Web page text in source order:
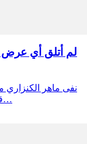
لم أتلق أي عرض
نفى ماهر الكنزاري
قطر الأنباء الرائجة عن وجود إتصالات بينه وبين…